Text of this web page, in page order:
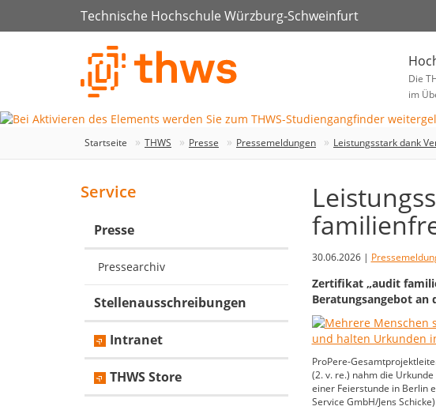
Technische Hochschule Würzburg-Schweinfurt
Die
im
Startseite THWS Presse Pressemeldungen Leistungsstark dank
30.06.2026 |
Zertifikat „audit
Beratungsangebot an
ProPere-
(2. v. re.) nahm die
einer Feierstunde in Berlin
Service GmbH/Jens Schicke)
Service
Presse
Pressearchiv
Stellenausschreibungen
Intranet
THWS Store